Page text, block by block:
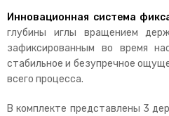
Инновационная система
глубины иглы вращением
зафиксированным во время
стабильное и безупречное
всего процесса.
В комплекте представлены 3